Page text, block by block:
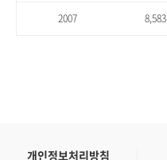
2007 8,583
개인정보처리방침